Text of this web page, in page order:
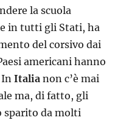
la scuola
in tutti gli Stati, ha
del corsivo dai
americani hanno
InItalianon c’è mai
ma, di fatto, gli
sparito da molti